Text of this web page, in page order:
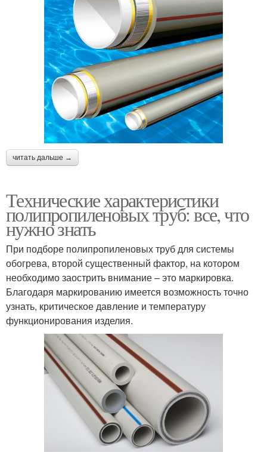
читать дальше →
Технические характеристики
полипропиленовых труб: все, что
нужно знать
При подборе полипропиленовых труб для системы
обогрева, второй существенный фактор, на котором
необходимо заострить внимание – это маркировка.
Благодаря маркированию имеется возможность точно
узнать, критическое давление и температуру
функционирования изделия.